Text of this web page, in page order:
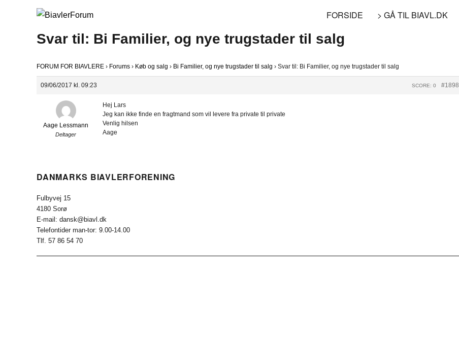
FORSIDE > GÅ TIL BIAVL.DK
Svar til: Bi Familier, og nye trugstader til salg
FORUM FOR BIAVLERE › Forums › Køb og salg › Bi Familier, og nye trugstader til salg › Svar til: Bi Familier, og nye trugstader til salg
09/06/2017 kl. 09:23 #1898
SCORE: 0
Aage Lessmann
Deltager
Hej Lars
Jeg kan ikke finde en fragtmand som vil levere fra private til private
Venlig hilsen
Aage
DANMARKS BIAVLERFORENING
Fulbyvej 15
4180 Sorø
E-mail: dansk@biavl.dk
Telefontider man-tor: 9.00-14.00
Tlf. 57 86 54 70